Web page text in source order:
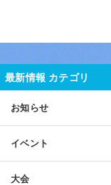
最新情報 カテゴリ
お知らせ
イベント
大会